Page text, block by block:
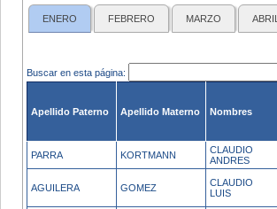
ENERO FEBRERO MARZO ABRIL
Buscar en esta página:
Apellido Paterno Apellido Materno Nombres
PARRA KORTMANN
CLAUDIO
ANDRES
AGUILERA GOMEZ
CLAUDIO
LUIS